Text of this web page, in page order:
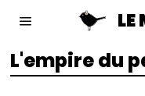
LE
L'empire du